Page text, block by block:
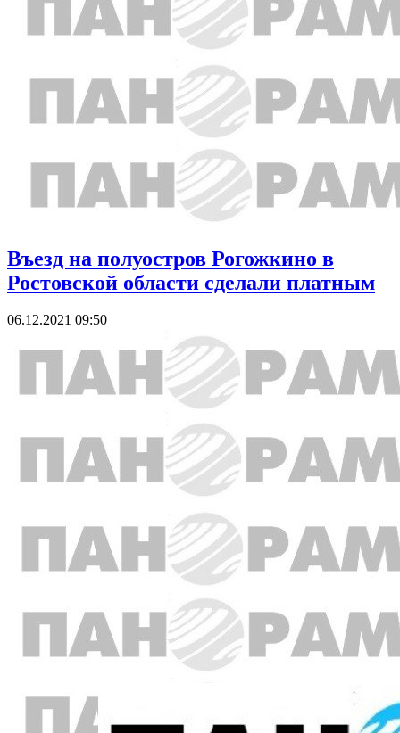
Въезд на полуостров Рогожкино в
Ростовской области сделали платным
06.12.2021 09:50